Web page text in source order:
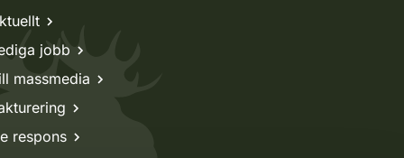
jobb
massmedia
respons